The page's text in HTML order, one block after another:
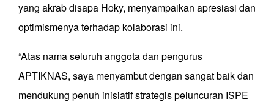
yang akrab disapa Hoky, menyampaikan apresiasi dan
optimismenya terhadap kolaborasi ini.
“Atas nama seluruh anggota dan pengurus
APTIKNAS, saya menyambut dengan sangat baik dan
mendukung penuh inisiatif strategis peluncuran ISPE